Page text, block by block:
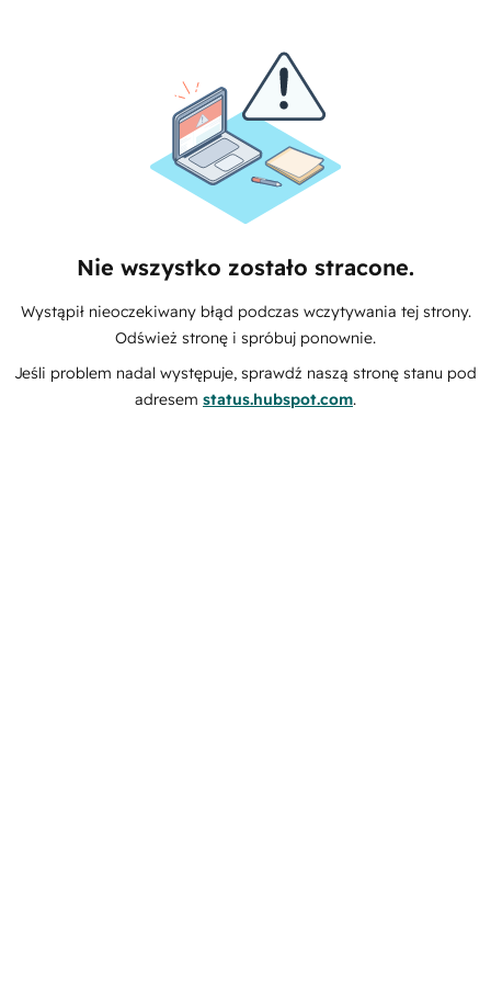
Nie wszystko zostało stracone.
Wystąpił nieoczekiwany błąd podczas wczytywania tej strony.
Odśwież stronę i spróbuj ponownie.
Jeśli problem nadal występuje, sprawdź naszą stronę stanu pod
adresem status.hubspot.com.